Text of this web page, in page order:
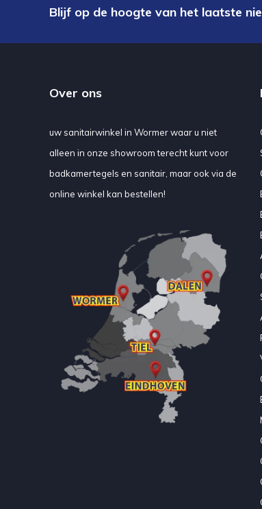
Blijf op de hoogte van het laatste
Over ons
uw sanitairwinkel in Wormer waar u niet
alleen in onze showroom terecht kunt voor
badkamertegels en sanitair, maar ook via de
online winkel kan bestellen!